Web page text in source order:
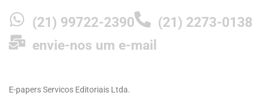
(21) 99722-2390
(21) 2273-0138
envie-nos um e-mail
E-papers Servicos Editoriais Ltda.